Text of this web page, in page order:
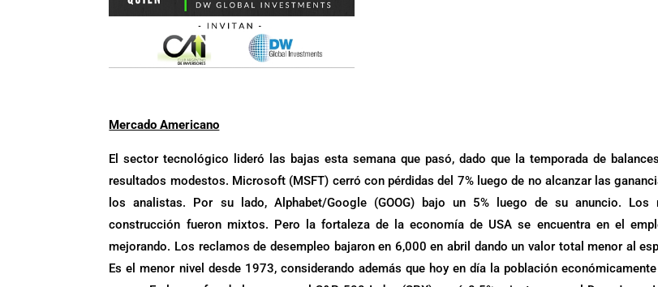
Mercado Americano
El sector tecnológico lideró las bajas esta semana que pasó, dado que la temporada de
resultados modestos. Microsoft (MSFT) cerró con pérdidas del 7% luego de no alcanzar las
los analistas. Por su lado, Alphabet/Google (GOOG) bajo un 5% luego de su anuncio. Los
construcción fueron mixtos. Pero la fortaleza de la economía de USA se encuentra en el
mejorando. Los reclamos de desempleo bajaron en 6,000 en abril dando un valor total menor al
Es el menor nivel desde 1973, considerando además que hoy en día la población